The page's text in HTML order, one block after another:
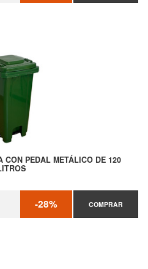
CON PEDAL METÁLICO DE 120
-28% COMPRAR